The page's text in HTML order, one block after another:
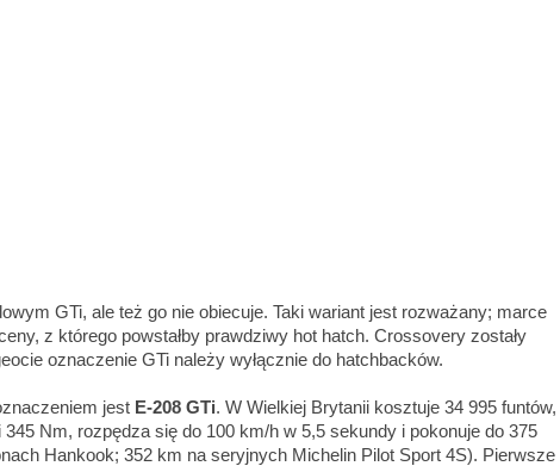
GTi, ale też go nie obiecuje. Taki wariant jest rozważany; marce
z którego powstałby prawdziwy hot hatch. Crossovery zostały
oznaczenie GTi należy wyłącznie do hatchbacków.
jest E-208 GTi. W Wielkiej Brytanii kosztuje 34 995 funtów,
Nm, rozpędza się do 100 km/h w 5,5 sekundy i pokonuje do 375
Hankook; 352 km na seryjnych Michelin Pilot Sport 4S). Pierwsze